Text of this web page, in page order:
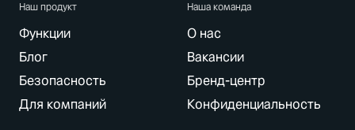
Наш продукт
Функции
Блог
Безопасность
Для компаний
Наша команда
О нас
Вакансии
Бренд-центр
Конфиденциальность